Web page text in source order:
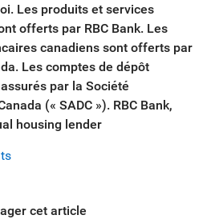
Les produits et services
offerts par RBC Bank. Les
canadiens sont offerts par
Les comptes de dépôt
par la Société
(« SADC »). RBC Bank,
cet article